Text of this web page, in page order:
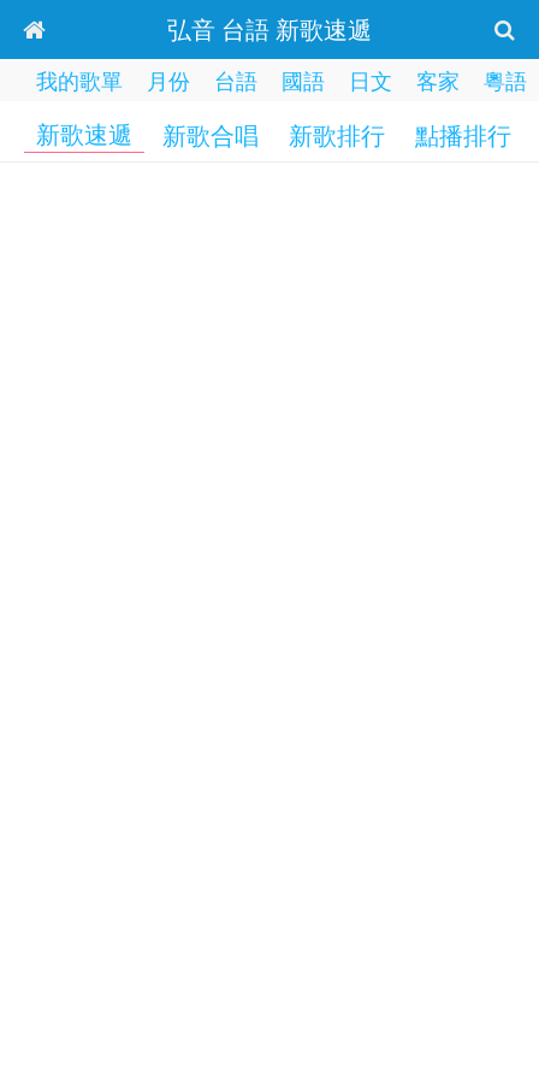
弘音 台語 新歌速遞
我的歌單 月份 台語 國語 日文 客家 粵語
新歌速遞 新歌合唱 新歌排行 點播排行